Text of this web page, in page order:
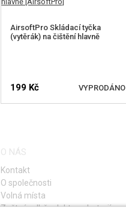
AirsoftPro Skládací tyčka
(vytěrák) na čištění hlavně
199 Kč VYPRODÁNO
O NÁS
Kontakt
O společnosti
Volná místa
Zpětný odběr elektro a baterií